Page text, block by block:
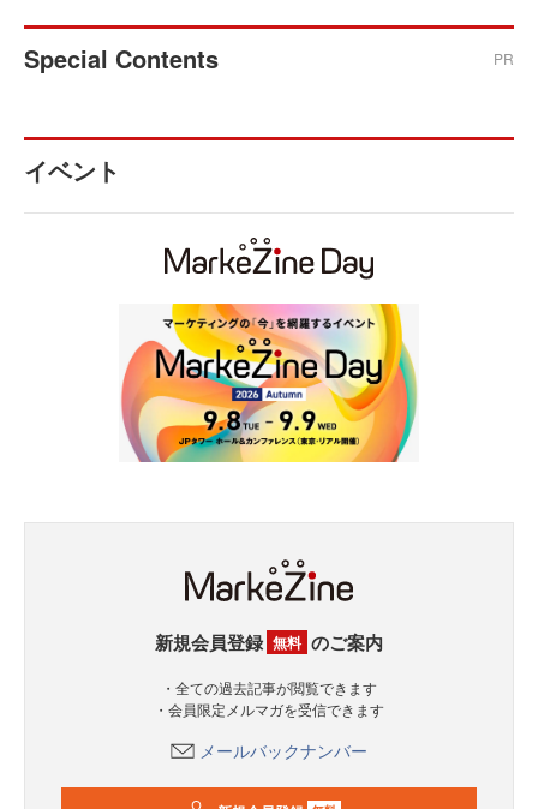
Special Contents PR
イベント
新規会員登録 無料 のご案内
・全ての過去記事が閲覧できます
・会員限定メルマガを受信できます
メールバックナンバー